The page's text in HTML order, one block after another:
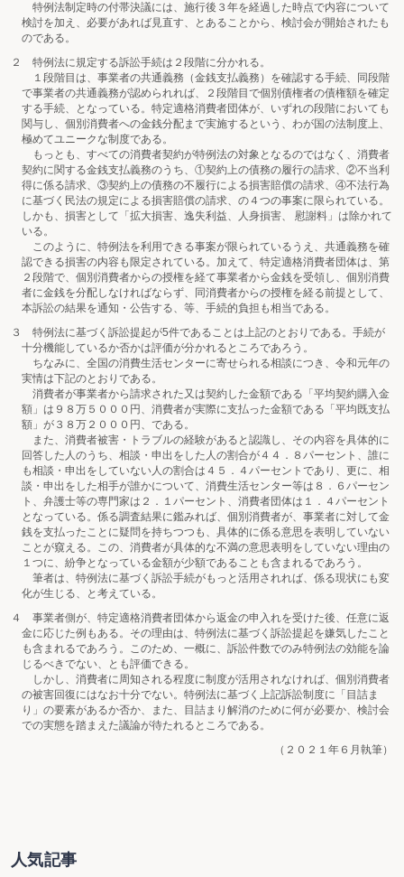
特例法制定時の付帯決議には、施行後３年を経過した時点で内容について
検討を加え、必要があれば見直す、とあることから、検討会が開始されたも
のである。
２ 特例法に規定する訴訟手続は２段階に分かれる。
１段階目は、事業者の共通義務（金銭支払義務）を確認する手続、同段階
で事業者の共通義務が認められれば、２段階目で個別債権者の債権額を確定
する手続、となっている。特定適格消費者団体が、いずれの段階においても
関与し、個別消費者への金銭分配まで実施するという、わが国の法制度上、
極めてユニークな制度である。
もっとも、すべての消費者契約が特例法の対象となるのではなく、消費者
契約に関する金銭支払義務のうち、①契約上の債務の履行の請求、②不当利
得に係る請求、③契約上の債務の不履行による損害賠償の請求、④不法行為
に基づく民法の規定による損害賠償の請求、の４つの事案に限られている。
しかも、損害として「拡大損害、逸失利益、人身損害、 慰謝料」は除かれて
いる。
このように、特例法を利用できる事案が限られているうえ、共通義務を確
認できる損害の内容も限定されている。加えて、特定適格消費者団体は、第
２段階で、個別消費者からの授権を経て事業者から金銭を受領し、個別消費
者に金銭を分配しなければならず、同消費者からの授権を経る前提として、
本訴訟の結果を通知・公告する、等、手続的負担も相当である。
３ 特例法に基づく訴訟提起が5件であることは上記のとおりである。手続が
十分機能しているか否かは評価が分かれるところであろう。
ちなみに、全国の消費生活センターに寄せられる相談につき、令和元年の
実情は下記のとおりである。
消費者が事業者から請求された又は契約した金額である「平均契約購入金
額」は９８万５０００円、消費者が実際に支払った金額である「平均既支払
額」が３８万２０００円、である。
また、消費者被害・トラブルの経験があると認識し、その内容を具体的に
回答した人のうち、相談・申出をした人の割合が４４．８パーセント、誰に
も相談・申出をしていない人の割合は４５．４パーセントであり、更に、相
談・申出をした相手が誰かについて、消費生活センター等は８．６パーセン
ト、弁護士等の専門家は２．１パーセント、消費者団体は１．４パーセント
となっている。係る調査結果に鑑みれば、個別消費者が、事業者に対して金
銭を支払ったことに疑問を持ちつつも、具体的に係る意思を表明していない
ことが窺える。この、消費者が具体的な不満の意思表明をしていない理由の
１つに、紛争となっている金額が少額であることも含まれるであろう。
筆者は、特例法に基づく訴訟手続がもっと活用されれば、係る現状にも変
化が生じる、と考えている。
４ 事業者側が、特定適格消費者団体から返金の申入れを受けた後、任意に返
金に応じた例もある。その理由は、特例法に基づく訴訟提起を嫌気したこと
も含まれるであろう。このため、一概に、訴訟件数でのみ特例法の効能を論
じるべきでない、とも評価できる。
しかし、消費者に周知される程度に制度が活用されなければ、個別消費者
の被害回復にはなお十分でない。特例法に基づく上記訴訟制度に「目詰ま
り」の要素があるか否か、また、目詰まり解消のために何が必要か、検討会
での実態を踏まえた議論が待たれるところである。
（２０２１年６月執筆）
人気記事